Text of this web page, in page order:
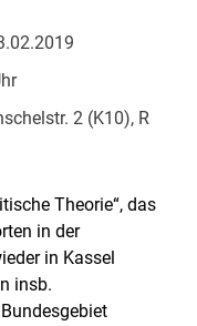
2 (K10), R
Theorie“, das
in der
in Kassel
insb.